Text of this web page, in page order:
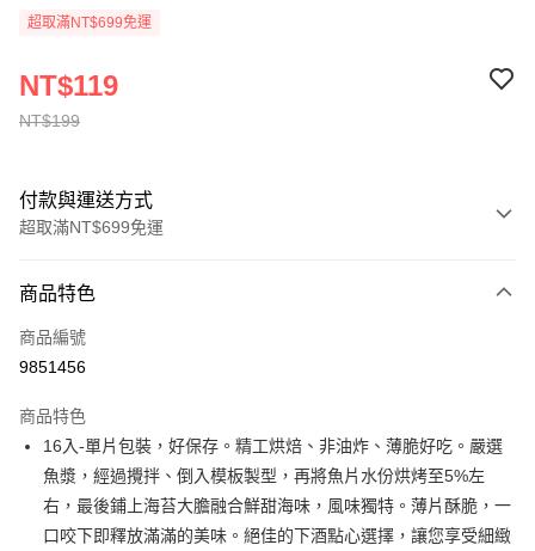
超取滿NT$699免運
NT$199
NT$119
付款與運送方式
超取滿NT$699免運
信用卡一次付款
超商取貨付款
Apple Pay
街口支付
悠遊付
商品特色
商品編號
9851456
商品特色
16入-單片包裝，好保存。精工烘焙、非油炸、薄脆好吃。嚴選
魚漿，經過攪拌、倒入模板製型，再將魚片水份烘烤至5%左
右，最後鋪上海苔大膽融合鮮甜海味，風味獨特。薄片酥脆，一
口咬下即釋放滿滿的美味。絕佳的下酒點心選擇，讓您享受細緻